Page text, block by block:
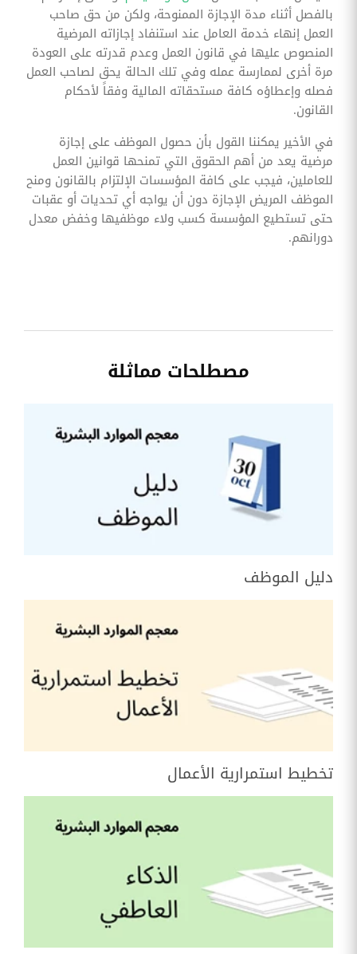
بالفصل أثناء مدة الإجازة الممنوحة، ولكن من حق صاحب
العمل إنهاء خدمة العامل عند استنفاد إجازاته المرضية
المنصوص عليها في قانون العمل وعدم قدرته على العودة
مرة أخرى لممارسة عمله وفي تلك الحالة يحق لصاحب العمل
فصله وإعطاؤه كافة مستحقاته المالية وفقاً لأحكام
القانون.
في الأخير يمكننا القول بأن حصول الموظف على إجازة
مرضية يعد من أهم الحقوق التي تمنحها قوانين العمل
للعاملين، فيجب على كافة المؤسسات الإلتزام بالقانون ومنح
الموظف المريض الإجازة دون أن يواجه أي تحديات أو عقبات
حتى تستطيع المؤسسة كسب ولاء موظفيها وخفض معدل
دورانهم.
مصطلحات مماثلة
دليل الموظف
تخطيط استمرارية الأعمال